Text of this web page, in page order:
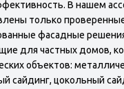
В нашем
только
фасадные
для частных домов,
объектов:
сайдинг, цокольный